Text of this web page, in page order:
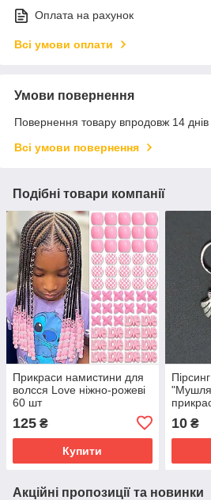
Оплата на рахунок
Всі умови оплати
Умови повернення
Повернення товару впродовж 14
Всі умови повернення
Подібні товари компанії
Прикраси намистини для
волсся Love ніжно-рожеві
60 шт
125 ₴
Купити
дред
10₴
Акційні пропозиції та новинки